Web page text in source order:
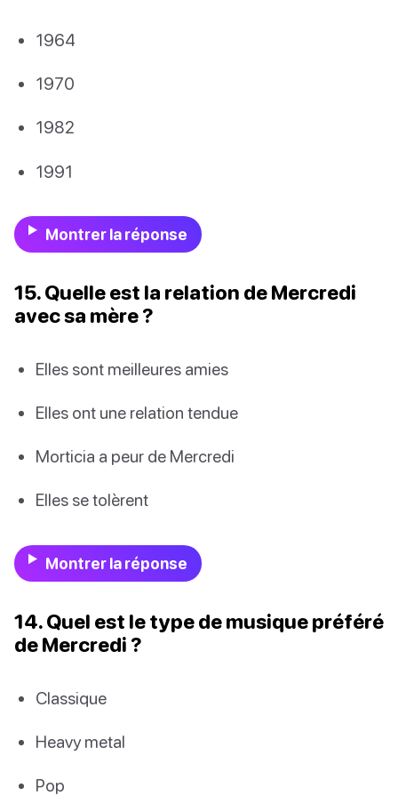
1964
1970
1982
1991
Montrer la réponse
15. Quelle est la relation de Mercredi
avec sa mère ?
Elles sont meilleures amies
Elles ont une relation tendue
Morticia a peur de Mercredi
Elles se tolèrent
Montrer la réponse
14. Quel est le type de musique préféré
de Mercredi ?
Classique
Heavy metal
Pop